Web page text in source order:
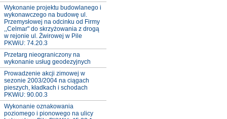
Wykonanie projektu budowlanego i
wykonawczego na budowę ul.
Przemysłowej na odcinku od Firmy
,,Celmar" do skrzyżowania z drogą
w rejonie ul. Żwirowej w Pile
PKWiU: 74.20.3
Przetarg nieograniczony na
wykonanie usług geodezyjnych
Prowadzenie akcji zimowej w
sezonie 2003/2004 na ciągach
pieszych, kładkach i schodach
PKWiU: 90.00.3
Wykonanie oznakowania
poziomego i pionowego na ulicy